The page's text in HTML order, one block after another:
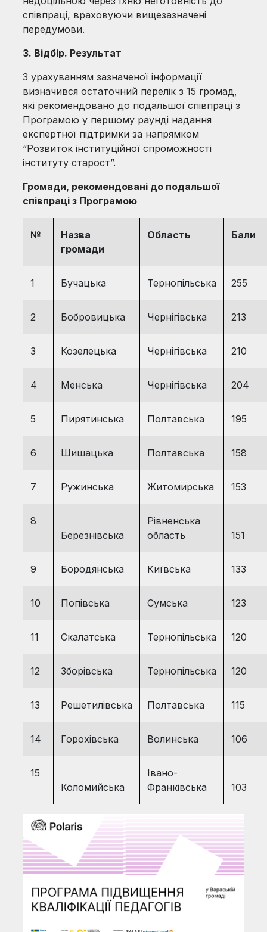
співпраці, враховуючи вищезазначені
передумови.
3. Відбір. Результат
З урахуванням зазначеної інформації
визначився остаточний перелік з 15 громад,
які рекомендовано до подальшої співпраці з
Програмою у першому раунді надання
експертної підтримки за напрямком
“Розвиток інституційної спроможності
інституту старост”.
Громади, рекомендовані до подальшої
співпраці з Програмою
№
Назва
громади
Область Бали
1 Бучацька Тернопільська 255
2 Бобровицька Чернігівська 213
3 Козелецька Чернігівська 210
4 Менська Чернігівська 204
5 Пирятинська Полтавська 195
6 Шишацька Полтавська 158
7 Ружинська Житомирська 153
8
Березнівська
Рівненська
область
151
9 Бородянська Київська 133
10 Попівська Сумська 123
11 Скалатська Тернопільська 120
12 Зборівська Тернопільська 120
13 Решетилівська Полтавська 115
14 Горохівська Волинська 106
15
Коломийська
Івано-
Франківська
103